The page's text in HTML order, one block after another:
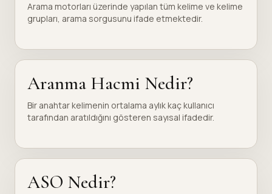
Arama motorları üzerinde yapılan tüm kelime ve kelime
grupları, arama sorgusunu ifade etmektedir.
Aranma Hacmi Nedir?
Bir anahtar kelimenin ortalama aylık kaç kullanıcı
tarafından aratıldığını gösteren sayısal ifadedir.
ASO Nedir?